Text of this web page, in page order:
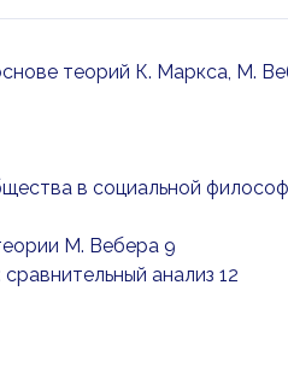
теорий К. Маркса, М.
в социальной
М. Вебера 9
анализ 12